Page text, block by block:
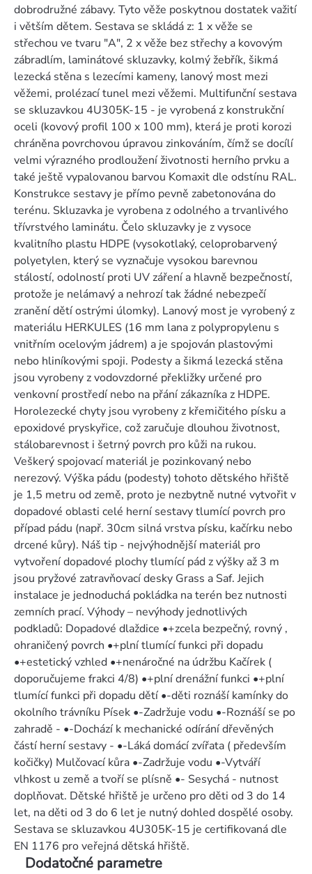
dobrodružné zábavy. Tyto věže poskytnou dostatek važití
i větším dětem. Sestava se skládá z: 1 x věže se
střechou ve tvaru "A", 2 x věže bez střechy a kovovým
zábradlím, laminátové skluzavky, kolmý žebřík, šikmá
lezecká stěna s lezecími kameny, lanový most mezi
věžemi, prolézací tunel mezi věžemi. Multifunční sestava
se skluzavkou 4U305K-15 - je vyrobená z konstrukční
oceli (kovový profil 100 x 100 mm), která je proti korozi
chráněna povrchovou úpravou zinkováním, čímž se docílí
velmi výrazného prodloužení životnosti herního prvku a
také ještě vypalovanou barvou Komaxit dle odstínu RAL.
Konstrukce sestavy je přímo pevně zabetonována do
terénu. Skluzavka je vyrobena z odolného a trvanlivého
třívrstvého laminátu. Čelo skluzavky je z vysoce
kvalitního plastu HDPE (vysokotlaký, celoprobarvený
polyetylen, který se vyznačuje vysokou barevnou
stálostí, odolností proti UV záření a hlavně bezpečností,
protože je nelámavý a nehrozí tak žádné nebezpečí
zranění dětí ostrými úlomky). Lanový most je vyrobený z
materiálu HERKULES (16 mm lana z polypropylenu s
vnitřním ocelovým jádrem) a je spojován plastovými
nebo hliníkovými spoji. Podesty a šikmá lezecká stěna
jsou vyrobeny z vodovzdorné překližky určené pro
venkovní prostředí nebo na přání zákazníka z HDPE.
Horolezecké chyty jsou vyrobeny z křemičitého písku a
epoxidové pryskyřice, což zaručuje dlouhou životnost,
stálobarevnost i šetrný povrch pro kůži na rukou.
Veškerý spojovací materiál je pozinkovaný nebo
nerezový. Výška pádu (podesty) tohoto dětského hřiště
je 1,5 metru od země, proto je nezbytně nutné vytvořit v
dopadové oblasti celé herní sestavy tlumící povrch pro
případ pádu (např. 30cm silná vrstva písku, kačírku nebo
drcené kůry). Náš tip - nejvýhodnější materiál pro
vytvoření dopadové plochy tlumící pád z výšky až 3 m
jsou pryžové zatravňovací desky Grass a Saf. Jejich
instalace je jednoduchá pokládka na terén bez nutnosti
zemních prací. Výhody – nevýhody jednotlivých
podkladů: Dopadové dlaždice •+zcela bezpečný, rovný ,
ohraničený povrch •+plní tlumící funkci při dopadu
•+estetický vzhled •+nenáročné na údržbu Kačírek (
doporučujeme frakci 4/8) •+plní drenážní funkci •+plní
tlumící funkci při dopadu dětí •-děti roznáší kamínky do
okolního trávníku Písek •-Zadržuje vodu •-Roznáší se po
zahradě - •-Dochází k mechanické odírání dřevěných
částí herní sestavy - •-Láká domácí zvířata ( především
kočičky) Mulčovací kůra •-Zadržuje vodu •-Vytváří
vlhkost u země a tvoří se plísně •- Sesychá - nutnost
doplňovat. Dětské hřiště je určeno pro děti od 3 do 14
let, na děti od 3 do 6 let je nutný dohled dospělé osoby.
Sestava se skluzavkou 4U305K-15 je certifikovaná dle
EN 1176 pro veřejná dětská hřiště.
Dodatočné parametre